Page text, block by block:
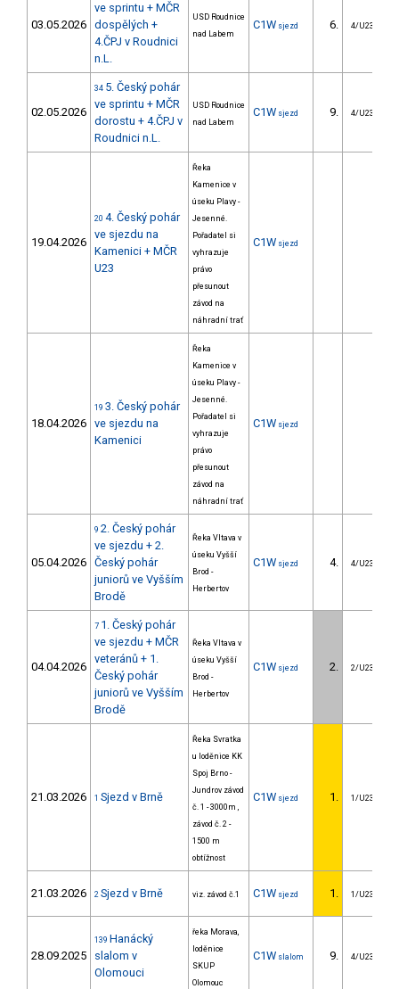
03.05.2026
ve sprintu + MČR
dospělých +
4.ČPJ v Roudnici
n.L.
USD Roudnice
nad Labem
C1W sjezd 6. 4/U23
02.05.2026
34 5. Český pohár
ve sprintu + MČR
dorostu + 4.ČPJ v
Roudnici n.L.
USD Roudnice
nad Labem
C1W sjezd 9. 4/U23
19.04.2026
20 4. Český pohár
ve sjezdu na
Kamenici + MČR
U23
Řeka
Kamenice v
úseku Plavy -
Jesenné.
Pořadatel si
vyhrazuje
právo
přesunout
závod na
náhradní trať
C1W sjezd
18.04.2026
19 3. Český pohár
ve sjezdu na
Kamenici
Řeka
Kamenice v
úseku Plavy -
Jesenné.
Pořadatel si
vyhrazuje
právo
přesunout
závod na
náhradní trať
C1W sjezd
05.04.2026
9 2. Český pohár
ve sjezdu + 2.
Český pohár
juniorů ve Vyšším
Brodě
Řeka Vltava v
úseku Vyšší
Brod -
Herbertov
C1W sjezd 4. 4/U23
04.04.2026
7 1. Český pohár
ve sjezdu + MČR
veteránů + 1.
Český pohár
juniorů ve Vyšším
Brodě
Řeka Vltava v
úseku Vyšší
Brod -
Herbertov
C1W sjezd 2. 2/U23
21.03.2026 1 Sjezd v Brně
Řeka Svratka
u loděnice KK
Spoj Brno -
Jundrov závod
č. 1 - 3000m ,
závod č. 2 -
1500 m
obtížnost
C1W sjezd 1. 1/U23
21.03.2026 2 Sjezd v Brně viz. závod č.1 C1W sjezd 1. 1/U23
28.09.2025
139 Hanácký
slalom v
Olomouci
řeka Morava,
loděnice
SKUP
Olomouc
C1W slalom 9. 4/U23